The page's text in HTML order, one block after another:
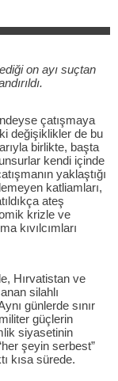
on ayı suçtan
çatışmaya
değişiklikler de bu
birlikte, başta
kendi içinde
yaklaştığı
katliamları,
ateş
krizle ve
kıvılcımları
Hırvatistan ve
silahlı
günlerde sınır
güçlerin
siyasetinin
şeyin serbest”
kısa sürede.